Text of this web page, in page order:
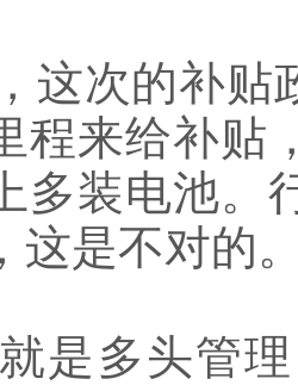
次的补贴
程来给补贴
多装电池。
这是不对的
是多头管理